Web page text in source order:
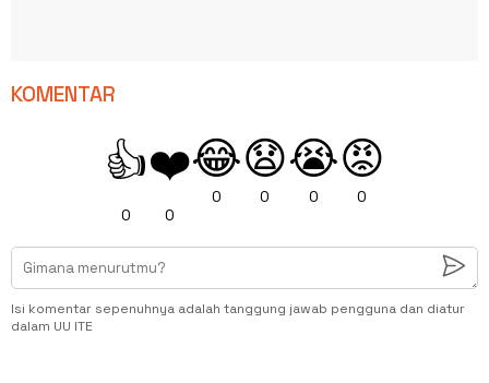
KOMENTAR
👍
0
❤️
0
😂
0
😧
0
😭
0
😡
0
Isi komentar sepenuhnya adalah tanggung jawab pengguna dan diatur
dalam UU ITE